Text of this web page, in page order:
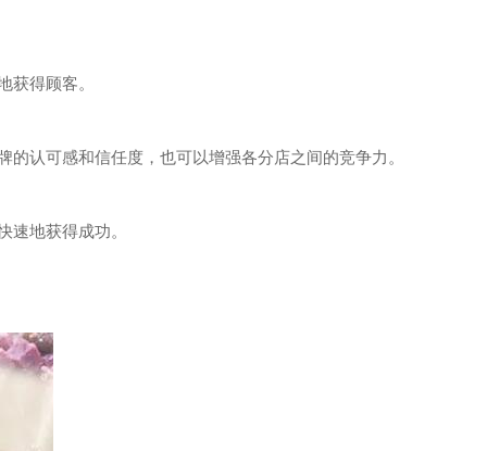
得顾客。
认可感和信任度，也可以增强各分店之间的竞争力。
地获得成功。